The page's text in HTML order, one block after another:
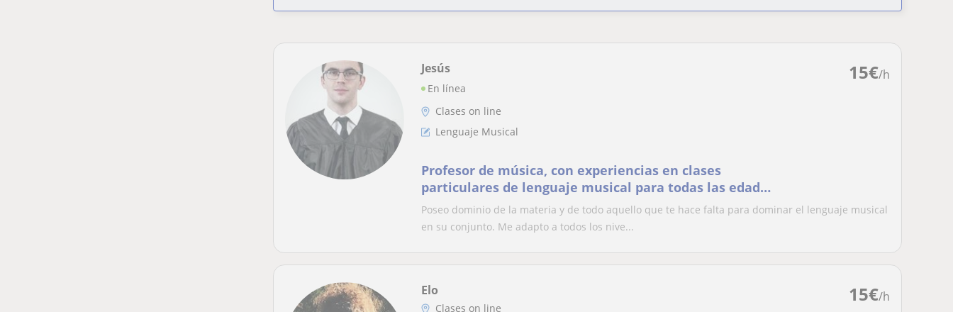
15€/h
Jesús
En línea
Clases on line
Lenguaje Musical
Profesor de música, con experiencias en clases
particulares de lenguaje musical para todas las edades
y niveles.
Poseo dominio de la materia y de todo aquello que te hace falta para dominar el lenguaje musical
en su conjunto. Me adapto a todos los nive...
15€/h
Elo
Clases on line